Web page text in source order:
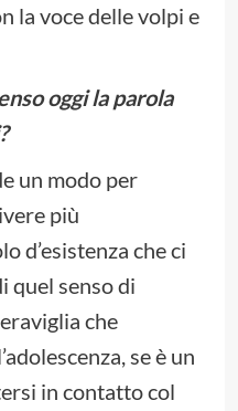
la voce delle volpi e
oggi la parola
un modo per
più
d’esistenza che ci
quel senso di
che
se è un
in contatto col